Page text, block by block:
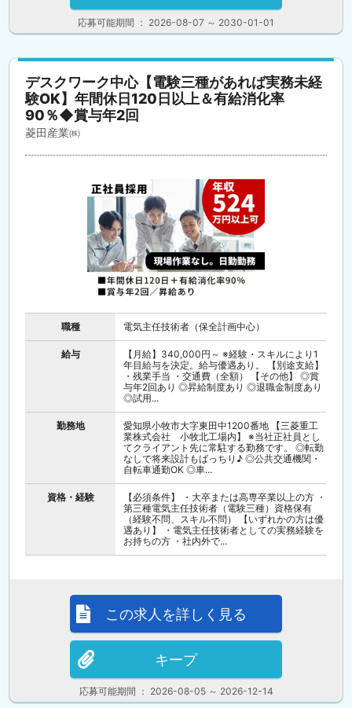
応募可能期間 ： 2026-08-07 ～ 2030-01-01
デスクワーク中心【電験三種があれば実務未経
験OK】年間休日120日以上＆有給消化率
90％◆賞与年2回
菱田産業㈱
職種 電気主任技術者（保全計画中心）
給与
【月給】340,000円～ ※経験・スキルにより1
年目給与を決定。給与優遇あり。 【別途支給】
・残業手当 ・交通費（全額） 【その他】 ◎賞
与年2回あり ◎昇給制度あり ◎退職金制度あり
◎試用...
勤務地
愛知県小牧市大字東田中1200番地 【三菱重工
業株式会社 小牧北工場内】 ※当社正社員とし
てクライアント先に常駐する勤務です。 ◎転勤
なしで将来設計もばっちり♪ ◎公共交通機関・
自転車通勤OK ◎車...
資格・経験
【必須条件】 ・大卒または高専卒業以上の方 ・
第三種電気主任技術者（電験三種）資格保有
（経験不問、スキル不問） 【いずれかの方は優
遇あり】 ・電気主任技術者としての実務経験を
お持ちの方 ・社内外で...
応募可能期間 ： 2026-08-05 ～ 2026-12-14
この求人を詳しく見る
キープ